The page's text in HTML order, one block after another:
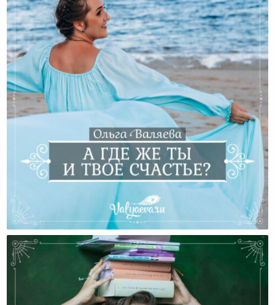
А Где Же Ты И Твое Счастье?